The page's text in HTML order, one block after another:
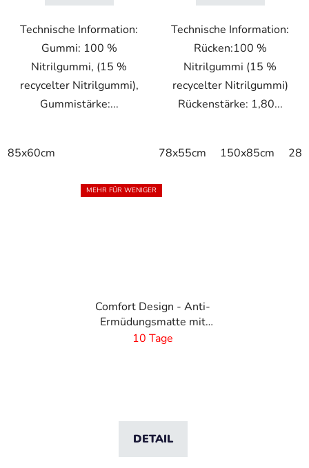
Technische Information:
Gummi: 100 %
Nitrilgummi, (15 %
recycelter Nitrilgummi),
Gummistärke:...
85x60cm
Technische Information:
Rücken:100 %
Nitrilgummi (15 %
recycelter Nitrilgummi)
Rückenstärke: 1,80...
78x55cm 150x85cm
MEHR FÜR WENIGER
Comfort Design - Anti-
Ermüdungsmatte mit
individuellen Design
10 Tage
DETAIL